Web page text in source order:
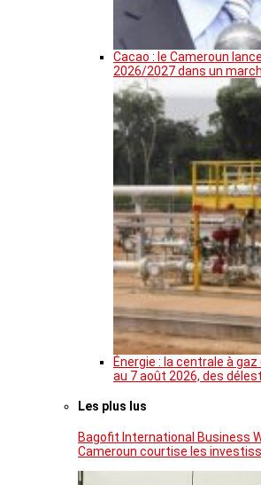
Cacao : le Cameroun
2026/2027 dans un
Énergie : la centrale à gaz
au 7 août 2026, des
Les plus lus
Bagofit International Business
Cameroun courtise les